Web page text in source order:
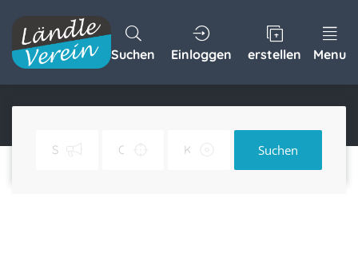
Suchen Einloggen erstellen Menu
Suchen